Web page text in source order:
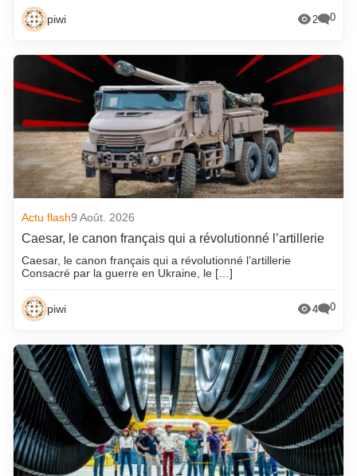
piwi 2 0
Actu flash9 Août. 2026
Caesar, le canon français qui a révolutionné l’artillerie
Caesar, le canon français qui a révolutionné l’artillerie
Consacré par la guerre en Ukraine, le […]
piwi 4 0